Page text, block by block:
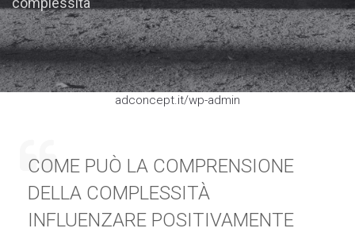
adconcept.it/wp-admin
COME PUÒ LA COMPRENSIONE
DELLA COMPLESSITÀ
INFLUENZARE POSITIVAMENTE
Necessari
sito per
funzionare
correttamente.